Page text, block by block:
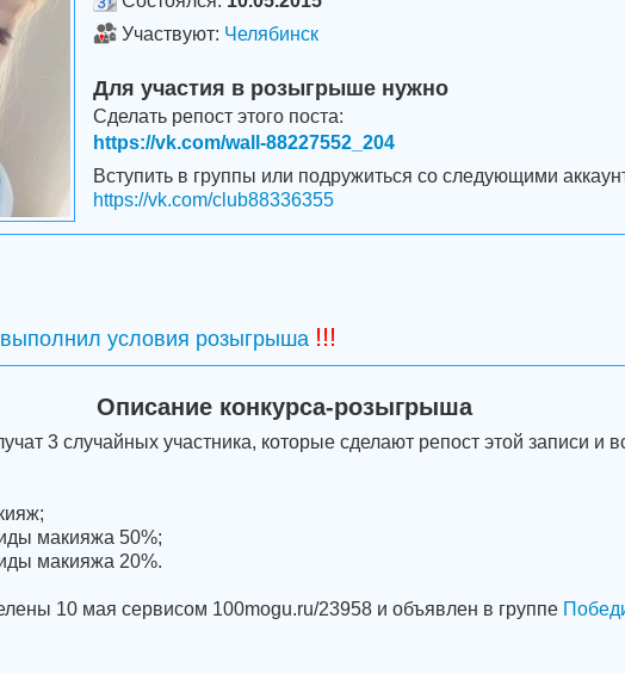
Участвуют: Челябинск
Для участия в розыгрыше нужно
Сделать репост этого поста:
https://vk.com/wall-88227552_204
Вступить в группы или подружиться со следующими
https://vk.com/club88336355
выполнил условия розыгрыша !!!
Описание конкурса-розыгрыша
3 случайных участника, которые сделают репост этой записи и
макияжа 50%;
макияжа 20%.
10 мая сервисом 100mogu.ru/23958 и объявлен в группе